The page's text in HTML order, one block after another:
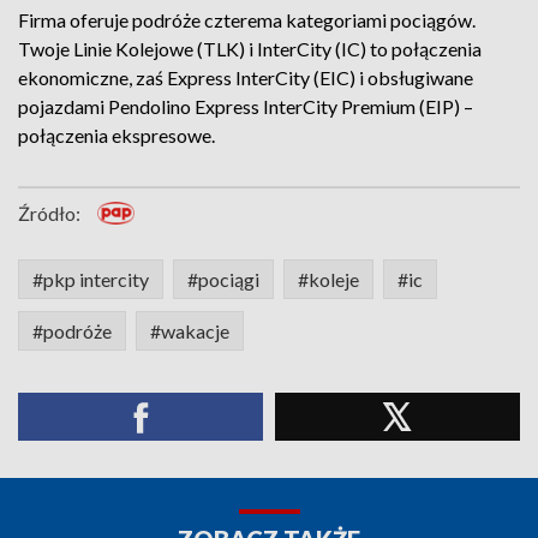
Firma oferuje podróże czterema kategoriami pociągów.
Twoje Linie Kolejowe (TLK) i InterCity (IC) to połączenia
ekonomiczne, zaś Express InterCity (EIC) i obsługiwane
pojazdami Pendolino Express InterCity Premium (EIP) –
połączenia ekspresowe.
Źródło:
#pkp intercity #pociągi #koleje #ic
#podróże #wakacje